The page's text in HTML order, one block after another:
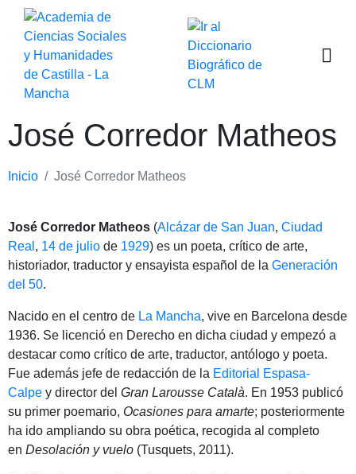
José Corredor Matheos
Inicio José Corredor Matheos
José Corredor Matheos (Alcázar de San Juan, Ciudad
Real , 14 de julio de 1929) es un poeta, crítico de arte,
historiador, traductor y ensayista español de la Generación
del 50.
Nacido en el centro de La Mancha, vive en Barcelona desde
1936. Se licenció en Derecho en dicha ciudad y empezó a
destacar como crítico de arte, traductor, antólogo y poeta.
Fue además jefe de redacción de la Editorial Espasa-
Calpe y director del Gran Larousse Català. En 1953 publicó
su primer poemario, Ocasiones para amarte; posteriormente
ha ido ampliando su obra poética, recogida al completo
en Desolación y vuelo (Tusquets, 2011).